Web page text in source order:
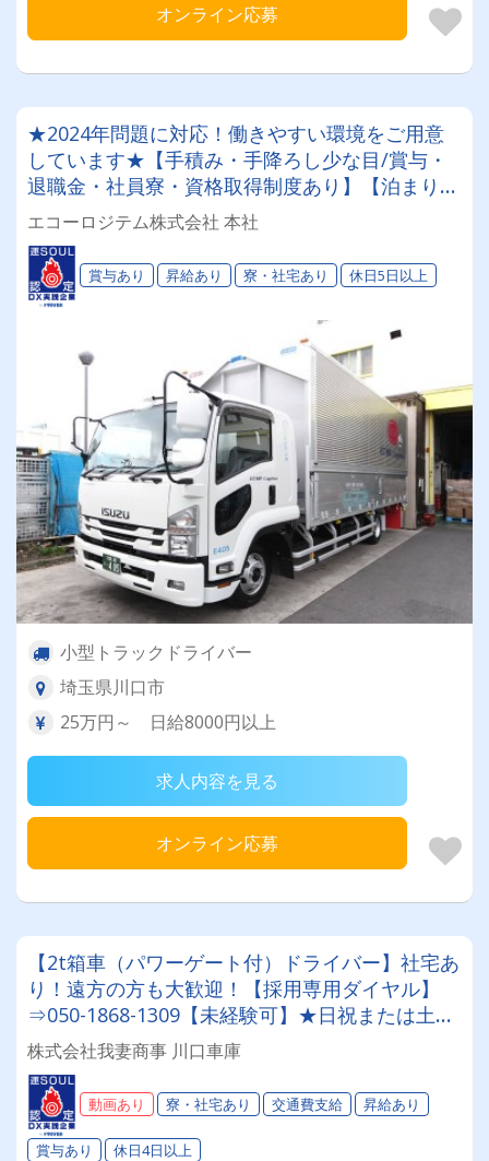
オンライン応募
★2024年問題に対応！働きやすい環境をご用意
しています★【手積み・手降ろし少な目/賞与・
退職金・社員寮・資格取得制度あり】【泊まり勤
務ナシ！希望者には長距離コースもご用意◎】女
性ドライバー活躍中♪新入社員も新車で仕事が出
来ます！
エコーロジテム株式会社 本社
賞与あり 昇給あり 寮・社宅あり 休日5日以上
小型トラックドライバー
埼玉県川口市
25万円～ 日給8000円以上
求人内容を見る
オンライン応募
【2t箱車（パワーゲート付）ドライバー】社宅あ
り！遠方の方も大歓迎！【採用専用ダイヤル】
⇒050-1868-1309【未経験可】★日祝または土日
祝日休み★賞与あり★昇給あり★他福利厚生も充
実★★1人1台専属車★業績好調で毎年増車★◎あ
なたに合ったお仕事がここにあります◎
株式会社我妻商事 川口車庫
動画あり 寮・社宅あり 交通費支給 昇給あり
賞与あり 休日4日以上